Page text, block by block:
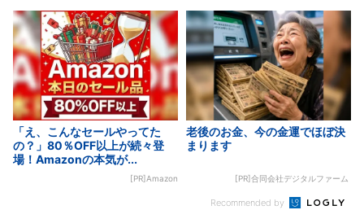
「え、こんなセールやってた
の？」80％OFF以上が続々登
場！Amazonの本気が...
[PR]Amazon
老後のお金、今の金運でほぼ決
まります
[PR]合同会社デジタルファーム
Recommended by